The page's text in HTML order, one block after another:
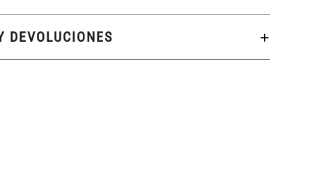
DEVOLUCIONES